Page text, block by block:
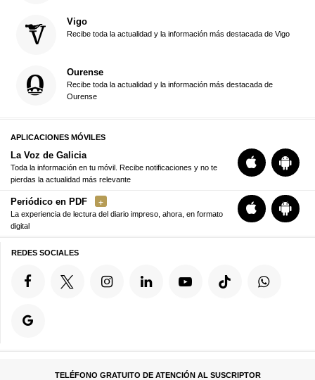
Vigo
Recibe toda la actualidad y la información más destacada de Vigo
Ourense
Recibe toda la actualidad y la información más destacada de
Ourense
APLICACIONES MÓVILES
La Voz de Galicia
Toda la información en tu móvil. Recibe notificaciones y no te
pierdas la actualidad más relevante
Periódico en PDF
La experiencia de lectura del diario impreso, ahora, en formato
digital
REDES SOCIALES
TELÉFONO GRATUITO DE ATENCIÓN AL SUSCRIPTOR